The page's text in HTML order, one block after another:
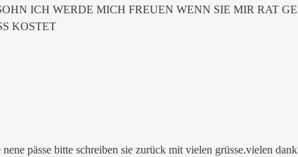
ICH WERDE MICH FREUEN WENN SIE MIR RAT
KOSTET
pässe bitte schreiben sie zurück mit vielen grüsse.vielen dank